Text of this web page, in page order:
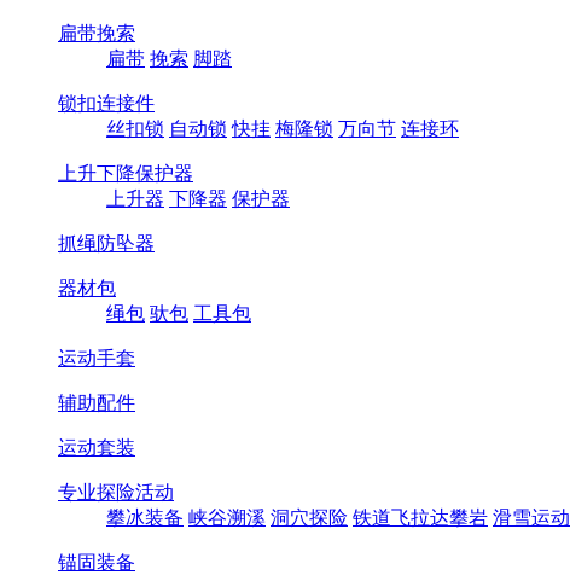
扁带挽索
扁带 挽索 脚踏
锁扣连接件
丝扣锁 自动锁 快挂 梅隆锁 万向节 连接环
上升下降保护器
上升器 下降器 保护器
抓绳防坠器
器材包
绳包 驮包 工具包
运动手套
辅助配件
运动套装
专业探险活动
攀冰装备 峡谷溯溪 洞穴探险 铁道飞拉达攀岩 滑雪运动
锚固装备